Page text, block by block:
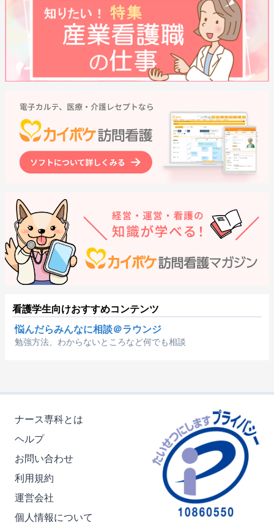
看護学生向けおすすめコンテンツ
悩んだらみんなに相談＠ラウンジ
勉強方法、わからないところなど何でも相談
ナース専科とは
ヘルプ
お問い合わせ
利用規約
運営会社
個人情報について